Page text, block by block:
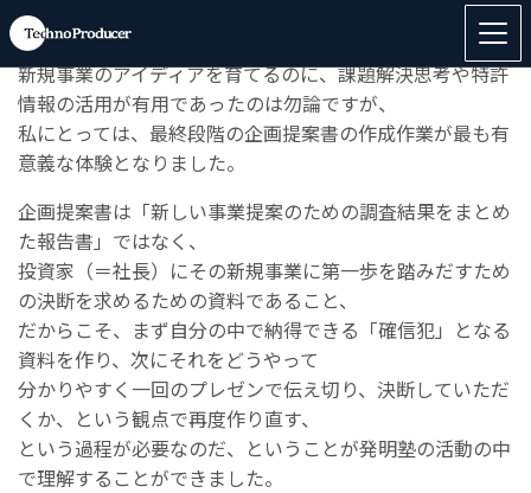
企業内発明塾については、他のOB、OGの方のコメントに
も有りますように、
新規事業のアイディアを育てるのに、課題解決思考や特許
情報の活用が有用であったのは勿論ですが、
私にとっては、最終段階の企画提案書の作成作業が最も有
意義な体験となりました。
企画提案書は「新しい事業提案のための調査結果をまとめ
た報告書」ではなく、
投資家（＝社長）にその新規事業に第一歩を踏みだすため
の決断を求めるための資料であること、
だからこそ、まず自分の中で納得できる「確信犯」となる
資料を作り、次にそれをどうやって
分かりやすく一回のプレゼンで伝え切り、決断していただ
くか、という観点で再度作り直す、
という過程が必要なのだ、ということが発明塾の活動の中
で理解することができました。